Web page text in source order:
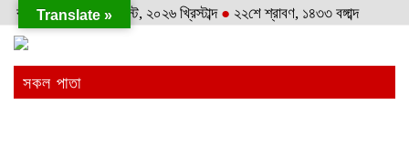
বৃহস্পতিবার●৬ই আগস্ট, ২০২৬ খ্রিস্টাব্দ ● ২২শে শ্রাবণ, ১৪৩৩ বঙ্গাব্দ
সকল পাতা
Translate »